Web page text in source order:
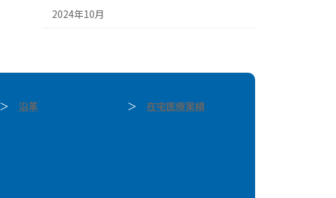
2024年10月
＞沿革 ＞ 在宅医療実績